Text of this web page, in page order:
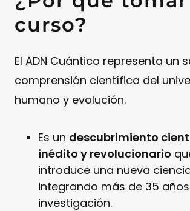
curso?
El ADN Cuántico representa un
comprensión científica del
humano y evolución.
Es un descubrimiento
inédito y revolucionario
introduce una nueva
integrando más de 35
investigación.